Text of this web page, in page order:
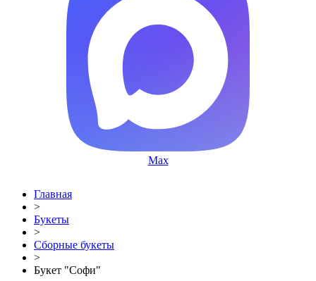
Max
Главная
>
Букеты
>
Сборные букеты
>
Букет "Софи"